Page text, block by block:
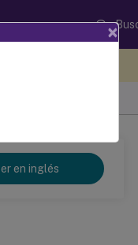
en inglés
×